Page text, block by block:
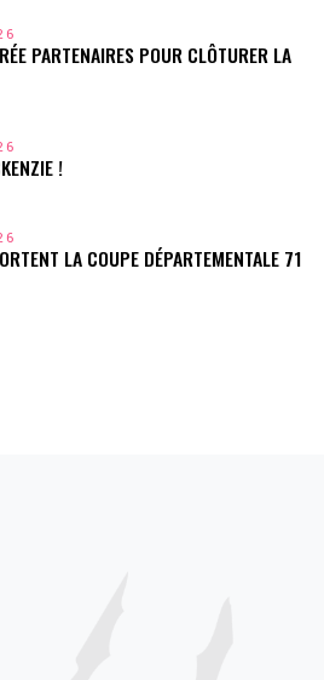
PARTENAIRES POUR CLÔTURER LA
!
LA COUPE DÉPARTEMENTALE 71